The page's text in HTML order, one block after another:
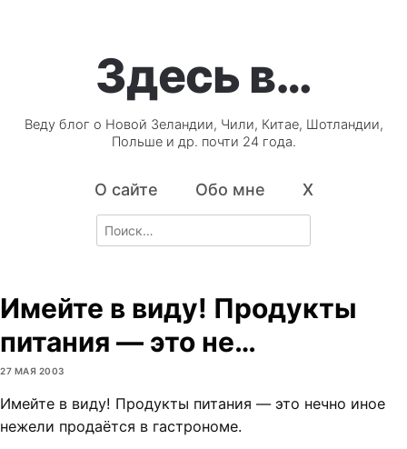
Здесь в…
Веду блог о Новой Зеландии, Чили, Китае, Шотландии,
Польше и др. почти 24 года.
О сайте Обо мне X
Search
for:
Имейте в виду! Продукты
питания — это не…
27 МАЯ 2003
Имейте в виду! Продукты питания — это нечно иное
нежели продаётся в гастрономе.